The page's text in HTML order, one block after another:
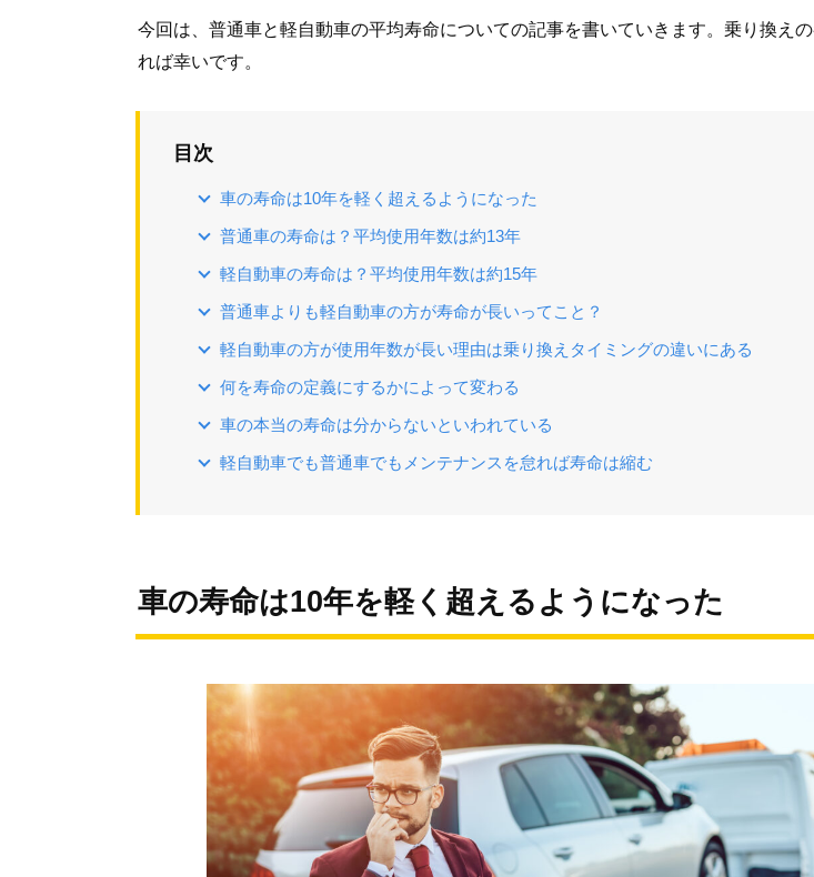
今回は、普通車と軽自動車の平均寿命についての記事を書いていきます。乗り換え
れば幸いです。
目次
車の寿命は10年を軽く超えるようになった
普通車の寿命は？平均使用年数は約13年
軽自動車の寿命は？平均使用年数は約15年
普通車よりも軽自動車の方が寿命が長いってこと？
軽自動車の方が使用年数が長い理由は乗り換えタイミングの違いにある
何を寿命の定義にするかによって変わる
車の本当の寿命は分からないといわれている
軽自動車でも普通車でもメンテナンスを怠れば寿命は縮む
車の寿命は10年を軽く超えるようになった